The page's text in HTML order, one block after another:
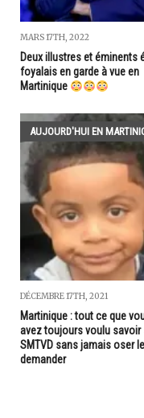
MARS 17TH, 2022
Deux illustres et éminents
foyalais en garde à vue en
Martinique
AUJOURD'HUI EN
DÉCEMBRE 17TH, 2021
Martinique : tout ce que
avez toujours voulu savoir
SMTVD sans jamais oser le
demander